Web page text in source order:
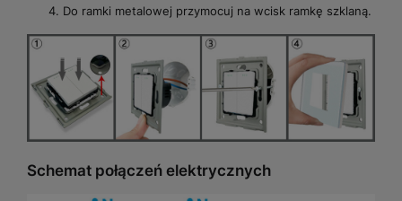
Do ramki metalowej przymocuj na wcisk ramkę szklaną.
Schemat połączeń elektrycznych